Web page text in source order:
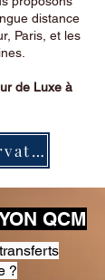
distance
Paris, et les
de Luxe à
Devis & Réservation
QCM
?